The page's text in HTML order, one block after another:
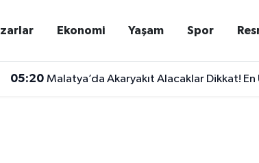
Ekonomi Yaşam Spor
05:20 Malatya’da Akaryakıt Alacaklar Dikkat! En